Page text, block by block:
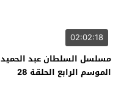
02:02:18
مسلسل السلطان عبد الحميد
الموسم الرابع الحلقة 28